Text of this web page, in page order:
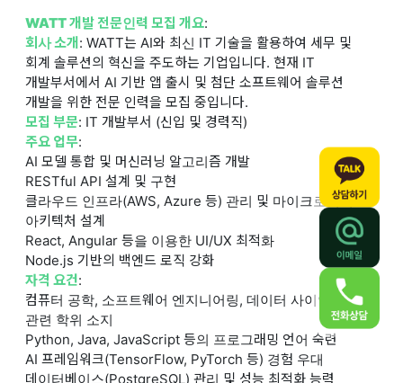
WATT 개발 전문인력 모집 개요:
회사 소개: WATT는 AI와 최신 IT 기술을 활용하여 세무 및
회계 솔루션의 혁신을 주도하는 기업입니다. 현재 IT
개발부서에서 AI 기반 앱 출시 및 첨단 소프트웨어 솔루션
개발을 위한 전문 인력을 모집 중입니다.
모집 부문: IT 개발부서 (신입 및 경력직)
주요 업무:
AI 모델 통합 및 머신러닝 알고리즘 개발
RESTful API 설계 및 구현
클라우드 인프라(AWS, Azure 등) 관리 및 마이크로서비스
아키텍처 설계
React, Angular 등을 이용한 UI/UX 최적화
Node.js 기반의 백엔드 로직 강화
자격 요건:
컴퓨터 공학, 소프트웨어 엔지니어링, 데이터 사이언스 등
관련 학위 소지
Python, Java, JavaScript 등의 프로그래밍 언어 숙련
AI 프레임워크(TensorFlow, PyTorch 등) 경험 우대
데이터베이스(PostgreSQL) 관리 및 성능 최적화 능력